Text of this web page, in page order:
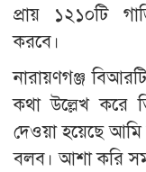
প্রায় ১২১০টি
করবে।
নারায়ণগঞ্জ
কথা উল্লেখ করে
দেওয়া হয়েছে আমি
বলব। আশা করি